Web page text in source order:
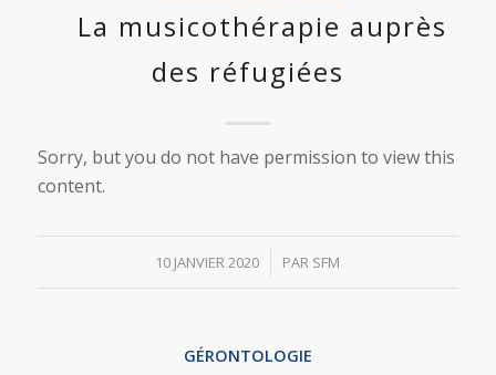
La musicothérapie auprès
des réfugiées
Sorry, but you do not have permission to view this
content.
10 JANVIER 2020
/ PAR SFM
GÉRONTOLOGIE